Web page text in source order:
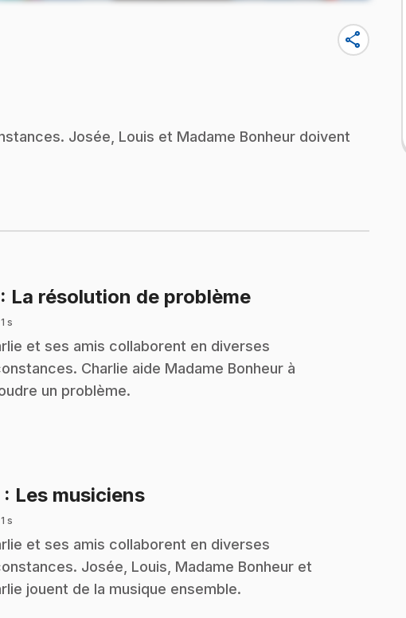
share
Josée, Louis et Madame Bonheur doivent
: La résolution de problème.
s
et ses amis collaborent en diverses
Charlie aide Madame Bonheur à
un problème.
: Les musiciens.
s
et ses amis collaborent en diverses
Josée, Louis, Madame Bonheur et
jouent de la musique ensemble.